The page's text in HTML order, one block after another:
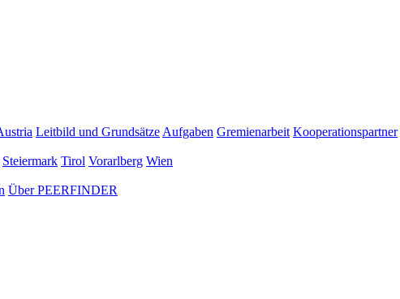
Leitbild und Grundsätze Aufgaben Gremienarbeit Kooperationspartner
Steiermark Tirol Vorarlberg Wien
Über PEERFINDER